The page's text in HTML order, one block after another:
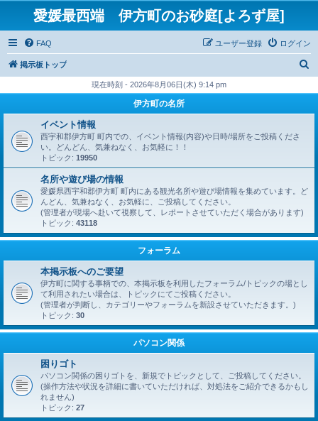
愛媛最西端 伊方町のお砂庭[よろず屋]
FAQ ログイン
ユーザー登録
掲示板トップ
現在時刻 - 2026年8月06日(木) 9:14 pm
伊方町の名所
イベント情報
西宇和郡伊方町 町内での、イベント情報(内容)や日時/場所をご投稿くださ
い。どんどん、気兼ねなく、お気軽に！！
トピック: 19950
名所や遊び場の情報
愛媛県西宇和郡伊方町 町内にある観光名所や遊び場情報を集めています。ど
んどん、気兼ねなく、お気軽に、ご投稿してください。
(管理者が現場へ赴いて視察して、レポートさせていただく場合があります)
トピック: 43118
フォーラム
本掲示板へのご要望
伊方町に関する事柄での、本掲示板を利用したフォーラム/トピックの場とし
て利用されたい場合は、トピックにてご投稿ください。
(管理者が判断し、カテゴリーやフォーラムを新設させていただきます。)
トピック: 30
パソコン関係
困りゴト
パソコン関係の困りゴトを、新規でトピックとして、ご投稿してください。
(操作方法や状況を詳細に書いていただければ、対処法をご紹介できるかもし
れません)
トピック: 27